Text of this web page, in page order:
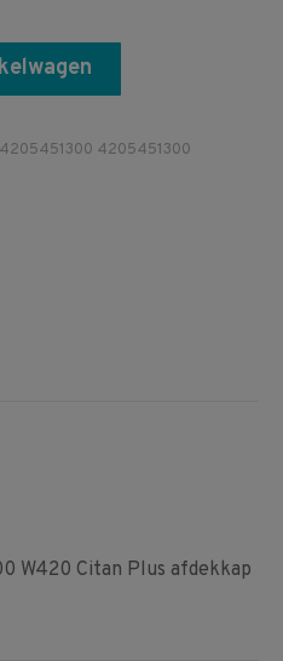
4205451300
W420 Citan Plus afdekkap